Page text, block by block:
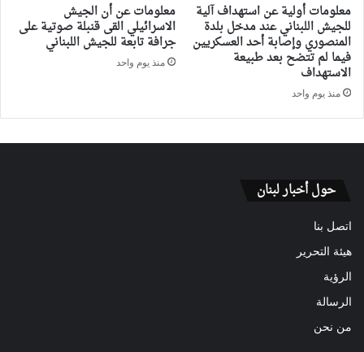
معلومات أولية عن استهداف آلية
للجيش اللبناني عند مدخل بلدة
المنصوري وإصابة أحد العسكريين
فيما لم تتضح بعد طبيعة
الاستهداف
منذ يوم واحد
معلومات عن أن الجيش
الاسرائيلي القى قنبلة صوتية على
جرافة تابعة للجيش اللبناني
منذ يوم واحد
حول أخبار لبنان
اتصل بنا
هيئة التحرير
الرؤية
الرسالة
من نحن